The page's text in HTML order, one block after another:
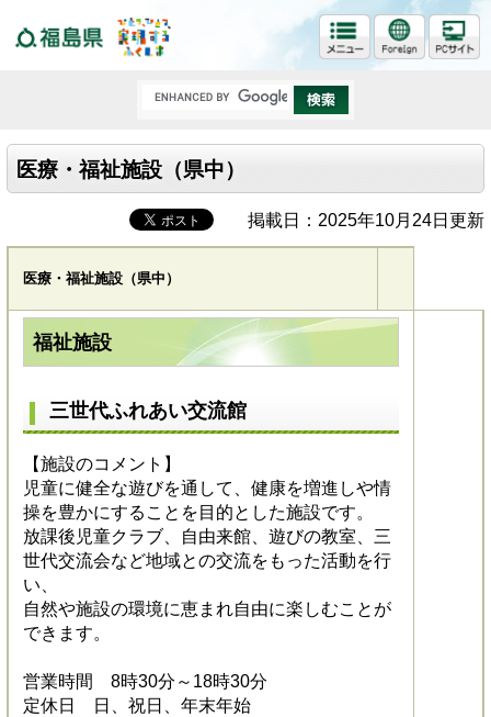
医療・福祉施設（県中）
掲載日：2025年10月24日更新
医療・福祉施設（県中）
福祉施設
三世代ふれあい交流館
【施設のコメント】
児童に健全な遊びを通して、健康を増進しや情
操を豊かにすることを目的とした施設です。
放課後児童クラブ、自由来館、遊びの教室、三
世代交流会など地域との交流をもった活動を行
い、
自然や施設の環境に恵まれ自由に楽しむことが
できます。
営業時間 8時30分～18時30分
定休日 日、祝日、年末年始